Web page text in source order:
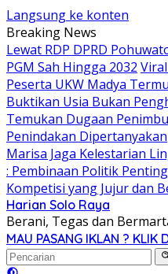
Langsung ke konten
Breaking News
Lewat RDP DPRD
PGM Sah Hingga 2032
Peserta UKW Madya
Buktikan Usia Bukan
Temukan Dugaan
Penindakan Dipertanyakan
Marisa Jaga Kelestarian
: Pembinaan Politik
Kompetisi yang Jujur dan
Harian Solo Raya
Berani, Tegas dan
MAU PASANG IKLAN ? KLIK